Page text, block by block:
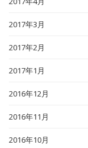
2017年3月
2017年2月
2017年1月
2016年12月
2016年11月
2016年10月